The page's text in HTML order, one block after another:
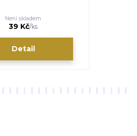
39 Kč/ks
Není skladem
Detail